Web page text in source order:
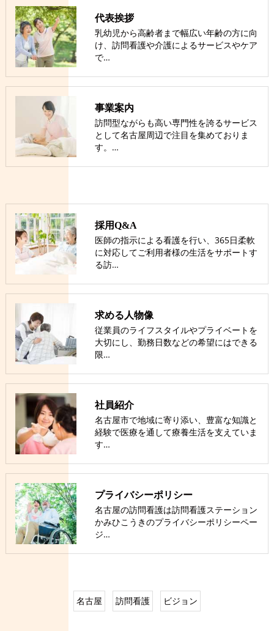
代表挨拶
乳幼児から高齢者まで幅広い年齢の方に向
け、訪問看護や介護によるサービスやケア
で…
事業案内
訪問型ながらも高い専門性を誇るサービス
として名古屋周辺で注目を集めておりま
す。…
採用Q&A
医師の指示による看護を行い、365日柔軟
に対応してご利用者様の生活をサポートす
る訪…
求める人物像
従業員のライフスタイルやプライベートを
大切にし、勤務日数などの希望にはできる
限…
社員紹介
名古屋市で地域に寄り添い、豊富な知識と
経験で医療を通して療養生活を支えていま
す…
プライバシーポリシー
名古屋の訪問看護は訪問看護ステーション
かみひこうきのプライバシーポリシーペー
ジ…
名古屋 訪問看護 ビジョン